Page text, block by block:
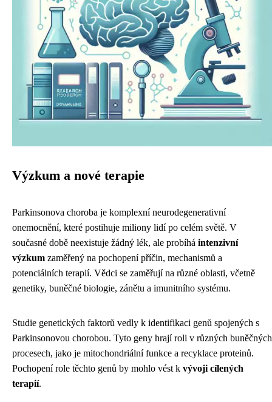
Výzkum a nové terapie
Parkinsonova choroba je komplexní neurodegenerativní
onemocnění, které postihuje miliony lidí po celém světě. V
současné době neexistuje žádný lék, ale probíhá intenzivní
výzkum zaměřený na pochopení příčin, mechanismů a
potenciálních terapií. Vědci se zaměřují na různé oblasti, včetně
genetiky, buněčné biologie, zánětu a imunitního systému.
Studie genetických faktorů vedly k identifikaci genů spojených s
Parkinsonovou chorobou. Tyto geny hrají roli v různých buněčných
procesech, jako je mitochondriální funkce a recyklace proteinů.
Pochopení role těchto genů by mohlo vést k vývoji cílených
terapií.